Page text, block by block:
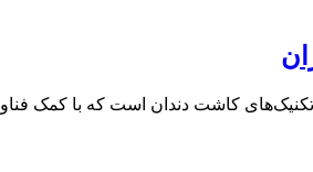
تکنیک‌های کاشت دندان است که با کمک